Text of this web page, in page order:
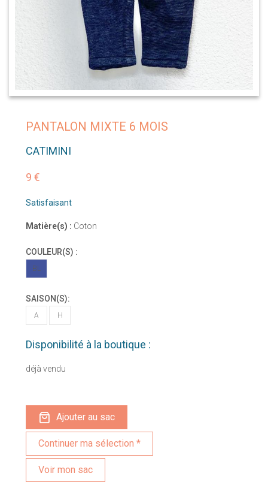
PANTALON MIXTE 6 MOIS
CATIMINI
9 €
Satisfaisant
Matière(s) : Coton
COULEUR(S) :
BL
SAISON(S):
A H
Disponibilité à la boutique :
déjà vendu
Ajouter au sac
Voir mon sac